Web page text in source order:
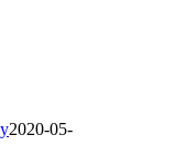
2020-05-